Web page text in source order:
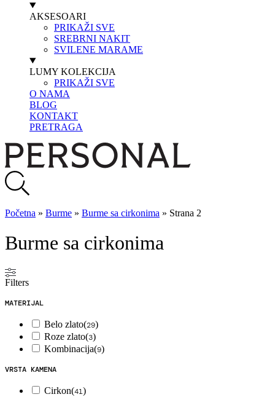
AKSESOARI
PRIKAŽI SVE
SREBRNI NAKIT
SVILENE MARAME
LUMY KOLEKCIJA
PRIKAŽI SVE
O NAMA
BLOG
KONTAKT
PRETRAGA
Početna » Burme » Burme sa cirkonima » Strana 2
Burme sa cirkonima
Filters
MATERIJAL
Belo zlato(29)
Roze zlato(3)
Kombinacija(9)
VRSTA KAMENA
Cirkon(41)